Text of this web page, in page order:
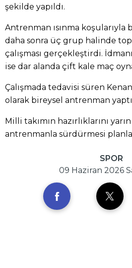
şekilde yapıldı.
Antrenman ısınma
daha sonra üç grup halinde
çalışması gerçekleştirdi.
ise dar alanda çift kale maç
Çalışmada tedavisi süren Kenan
olarak bireysel antrenman
Milli takımın hazırlıklarını
antrenmanla sürdürmesi
SPOR
09 Haziran 2026